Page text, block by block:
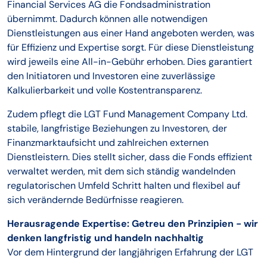
Financial Services AG die Fondsadministration
übernimmt. Dadurch können alle notwendigen
Dienstleistungen aus einer Hand angeboten werden, was
für Effizienz und Expertise sorgt. Für diese Dienstleistung
wird jeweils eine All-in-Gebühr erhoben. Dies garantiert
den Initiatoren und Investoren eine zuverlässige
Kalkulierbarkeit und volle Kostentransparenz.
Zudem pflegt die LGT Fund Management Company Ltd.
stabile, langfristige Beziehungen zu Investoren, der
Finanzmarktaufsicht und zahlreichen externen
Dienstleistern. Dies stellt sicher, dass die Fonds effizient
verwaltet werden, mit dem sich ständig wandelnden
regulatorischen Umfeld Schritt halten und flexibel auf
sich verändernde Bedürfnisse reagieren.
Herausragende Expertise: Getreu den Prinzipien - wir
denken langfristig und handeln nachhaltig
Vor dem Hintergrund der langjährigen Erfahrung der LGT